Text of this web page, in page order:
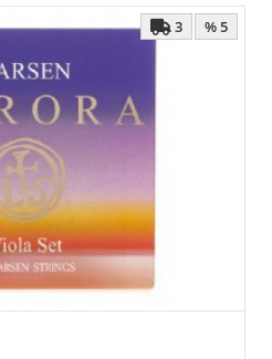
% 5
3